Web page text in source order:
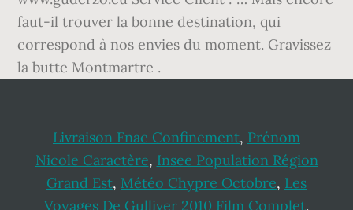
faut-il trouver la bonne destination, qui
correspond à nos envies du moment. Gravissez
la butte Montmartre .
Livraison Fnac Confinement, Prénom
Nicole Caractère, Insee Population Région
Grand Est, Météo Chypre Octobre, Les
Voyages De Gulliver 2010 Film Complet,